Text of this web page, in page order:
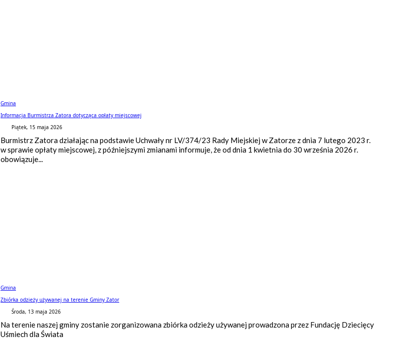
Gmina
Informacja Burmistrza Zatora dotycząca opłaty miejscowej
Piątek, 15 maja 2026
Burmistrz Zatora działając na podstawie Uchwały nr LV/374/23 Rady Miejskiej w Zatorze z dnia 7 lutego 2023 r.
w sprawie opłaty miejscowej, z późniejszymi zmianami informuje, że od dnia 1 kwietnia do 30 września 2026 r.
obowiązuje...
Gmina
Zbiórka odzieży używanej na terenie Gminy Zator
Środa, 13 maja 2026
Na terenie naszej gminy zostanie zorganizowana zbiórka odzieży używanej prowadzona przez Fundację Dziecięcy
Uśmiech dla Świata